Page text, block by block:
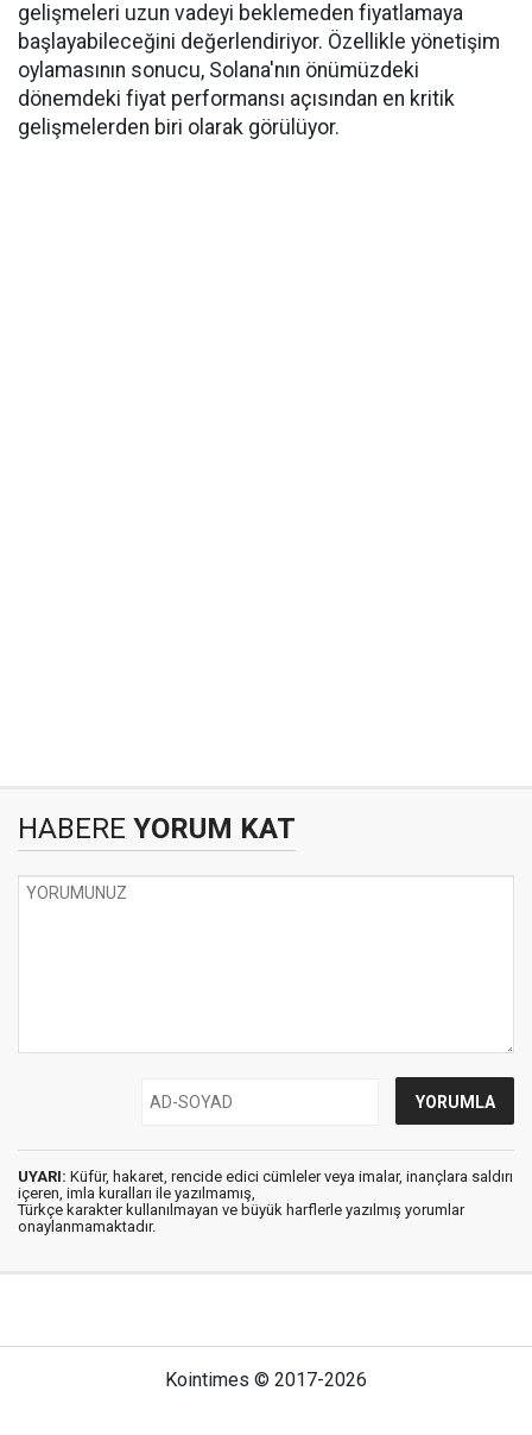
gelişmeleri uzun vadeyi beklemeden fiyatlamaya
başlayabileceğini değerlendiriyor. Özellikle yönetişim
oylamasının sonucu, Solana'nın önümüzdeki
dönemdeki fiyat performansı açısından en kritik
gelişmelerden biri olarak görülüyor.
HABERE YORUM KAT
UYARI: Küfür, hakaret, rencide edici cümleler veya imalar, inançlara saldırı
içeren, imla kuralları ile yazılmamış,
Türkçe karakter kullanılmayan ve büyük harflerle yazılmış yorumlar
onaylanmamaktadır.
Kointimes © 2017-2026